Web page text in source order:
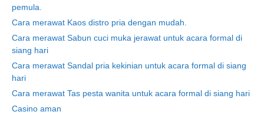
pemula.
Cara merawat Kaos distro pria dengan mudah.
Cara merawat Sabun cuci muka jerawat untuk acara formal di
siang hari
Cara merawat Sandal pria kekinian untuk acara formal di siang
hari
Cara merawat Tas pesta wanita untuk acara formal di siang hari
Casino aman